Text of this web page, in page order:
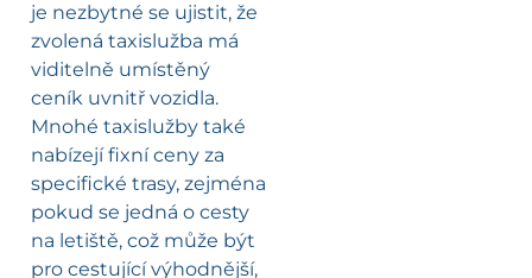
je nezbytné se ujistit, že
zvolená taxislužba má
viditelně umístěný
ceník uvnitř vozidla.
Mnohé taxislužby také
nabízejí fixní ceny za
specifické trasy, zejména
pokud se jedná o cesty
na letiště, což může být
pro cestující výhodnější,